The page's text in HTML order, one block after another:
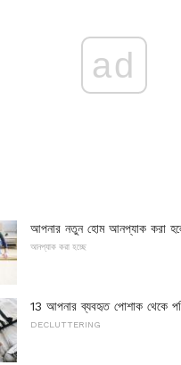
ad
আপনার নতুন হোম আনপ্যাক করা
আনপ্যাক করা হচ্ছে
13 আপনার ব্যবহৃত পোশাক থেকে
DECLUTTERING